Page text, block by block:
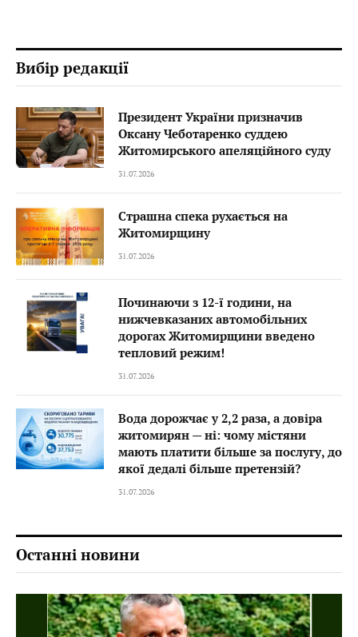
Вибір редакції
Президент України призначив
Оксану Чеботаренко суддею
Житомирського апеляційного суду
31.07.2026
Страшна спека рухається на
Житомирщину
31.07.2026
Починаючи з 12-ї години, на
нижчевказаних автомобільних
дорогах Житомирщини введено
тепловий режим!
31.07.2026
Вода дорожчає у 2,2 раза, а довіра
житомирян — ні: чому містяни
мають платити більше за послугу, до
якої дедалі більше претензій?
31.07.2026
Останні новини